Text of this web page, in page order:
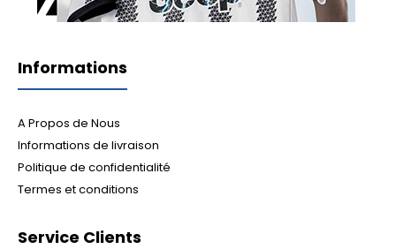
Informations
A Propos de Nous
Informations de livraison
Politique de confidentialité
Termes et conditions
Service Clients